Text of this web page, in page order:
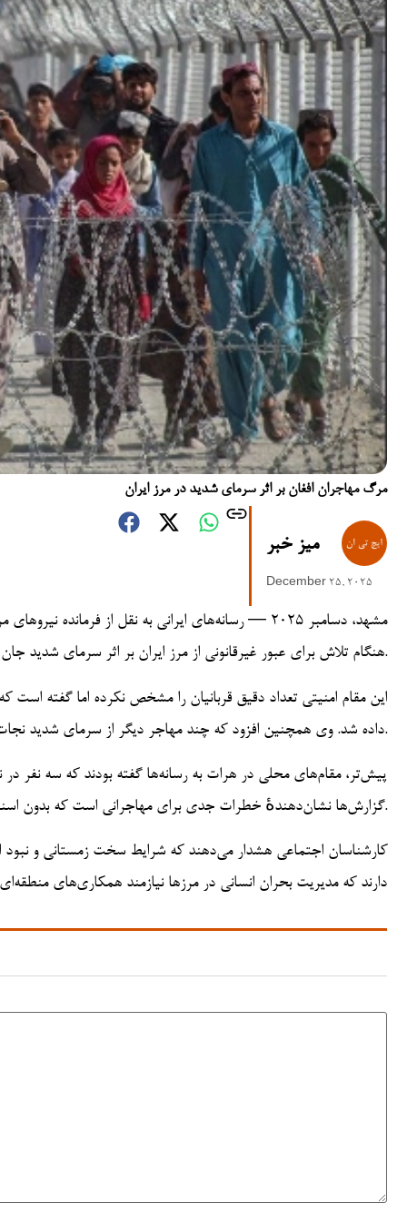
مرگ مهاجران افغان بر اثر سرمای شدید در مرز ایران
میز خبر
December 25, 2025
مشهد، دسامبر ۲۰۲۵ — رسانه‌های ایرانی به نقل از
هنگام تلاش برای عبور غیرقانونی از مرز ایران بر اثر سرمای شدید جان باختند.
این مقام امنیتی تعداد دقیق قربانیان را مشخص نکرده اما گفته است
داده شد. وی همچنین افزود که چند مهاجر دیگر از سرمای شدید نجات داده شدند و تحت مراقبت قرار گرفتند.
پیش‌تر، مقام‌های محلی در هرات به رسانه‌ها گفته بودند که سه نفر
گزارش‌ها نشان‌دهندهٔ خطرات جدی برای مهاجرانی است که بدون اسناد قانونی و از مسیرهای ناامن تلاش به عبور از مرز می‌کنند.
کارشناسان اجتماعی هشدار می‌دهند که شرایط سخت زمستانی و نبود
دارند که مدیریت بحران انسانی در مرزها نیازمند همکاری‌های